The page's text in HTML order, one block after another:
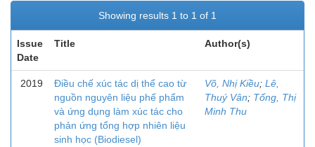
Showing results 1 to 1 of 1
Issue
Date
Title Author(s)
2019
Điều chế xúc tác dị thể cao từ
nguồn nguyên liệu phế phẩm
và ứng dụng làm xúc tác cho
phản ứng tổng hợp nhiên liệu
sinh học (Biodiesel)
Võ, Nhị Kiều; Lê,
Thuý Vân; Tống, Thị
Minh Thu